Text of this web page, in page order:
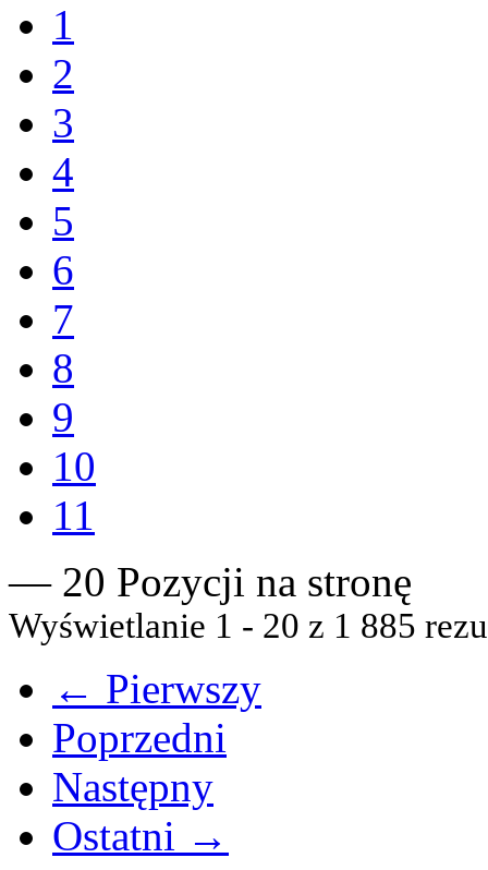
1
2
3
4
5
6
7
8
9
10
11
— 20 Pozycji na stronę
Wyświetlanie 1 - 20 z 1 885
← Pierwszy
Poprzedni
Następny
Ostatni →